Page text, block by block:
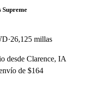
Supreme
26,125 millas
desde Clarence, IA
de $164